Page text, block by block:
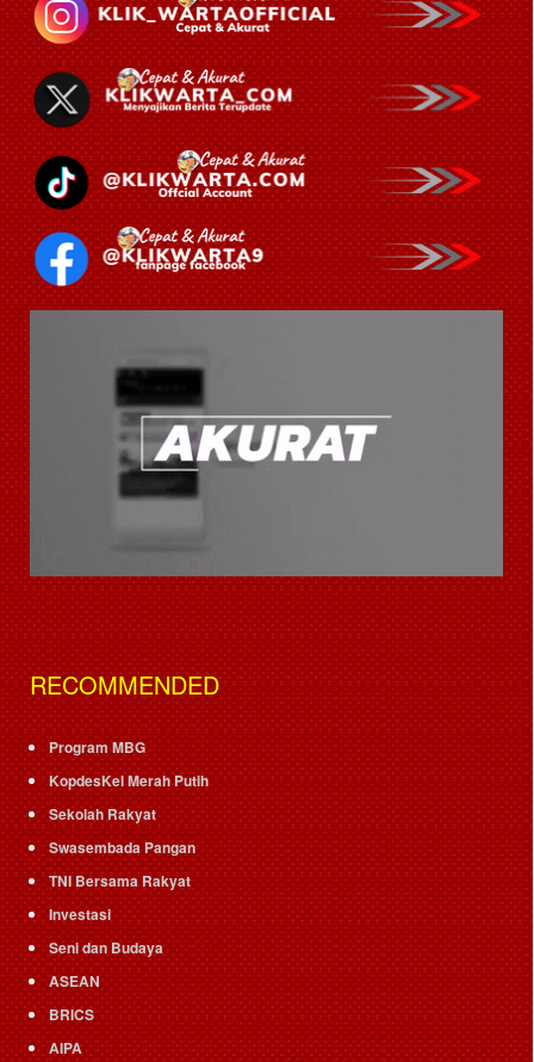
RECOMMENDED
Program MBG
KopdesKel Merah Putih
Sekolah Rakyat
Swasembada Pangan
TNI Bersama Rakyat
Investasi
Seni dan Budaya
ASEAN
BRICS
AIPA